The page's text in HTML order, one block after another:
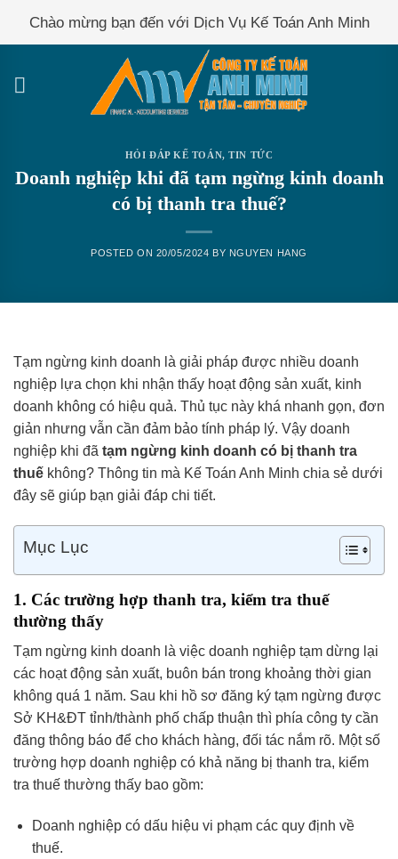
Chào mừng bạn đến với Dịch Vụ Kế Toán Anh Minh
HỎI ĐÁP KẾ TOÁN,TIN TỨC
Doanh nghiệp khi đã tạm ngừng kinh doanh
có bị thanh tra thuế?
POSTED ON 20/05/2024 BY NGUYEN HANG
Tạm ngừng kinh doanh là giải pháp được nhiều doanh
nghiệp lựa chọn khi nhận thấy hoạt động sản xuất, kinh
doanh không có hiệu quả. Thủ tục này khá nhanh gọn, đơn
giản nhưng vẫn cần đảm bảo tính pháp lý. Vậy doanh
nghiệp khi đã tạm ngừng kinh doanh có bị thanh tra
thuế không? Thông tin mà Kế Toán Anh Minh chia sẻ dưới
đây sẽ giúp bạn giải đáp chi tiết.
Mục Lục
1. Các trường hợp thanh tra, kiểm tra thuế
thường thấy
Tạm ngừng kinh doanh là việc doanh nghiệp tạm dừng lại
các hoạt động sản xuất, buôn bán trong khoảng thời gian
không quá 1 năm. Sau khi hồ sơ đăng ký tạm ngừng được
Sở KH&ĐT tỉnh/thành phố chấp thuận thì phía công ty cần
đăng thông báo để cho khách hàng, đối tác nắm rõ. Một số
trường hợp doanh nghiệp có khả năng bị thanh tra, kiểm
tra thuế thường thấy bao gồm:
Doanh nghiệp có dấu hiệu vi phạm các quy định về
thuế.